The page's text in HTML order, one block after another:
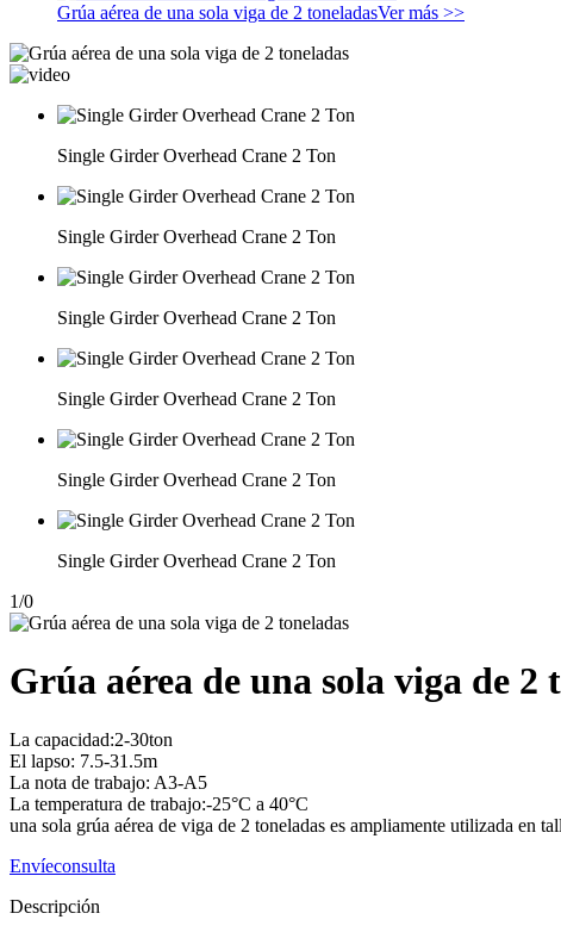
Grúa aérea de una sola viga de 2 toneladasVer más >>
Single Girder Overhead Crane 2 Ton
Single Girder Overhead Crane 2 Ton
Single Girder Overhead Crane 2 Ton
Single Girder Overhead Crane 2 Ton
Single Girder Overhead Crane 2 Ton
Single Girder Overhead Crane 2 Ton
1/0
Grúa aérea de una sola viga de 2
La capacidad:2-30ton
El lapso: 7.5-31.5m
La nota de trabajo: A3-A5
La temperatura de trabajo:-25°C a 40°C
una sola grúa aérea de viga de 2 toneladas es ampliamente utilizada en
Envíeconsulta
Descripción